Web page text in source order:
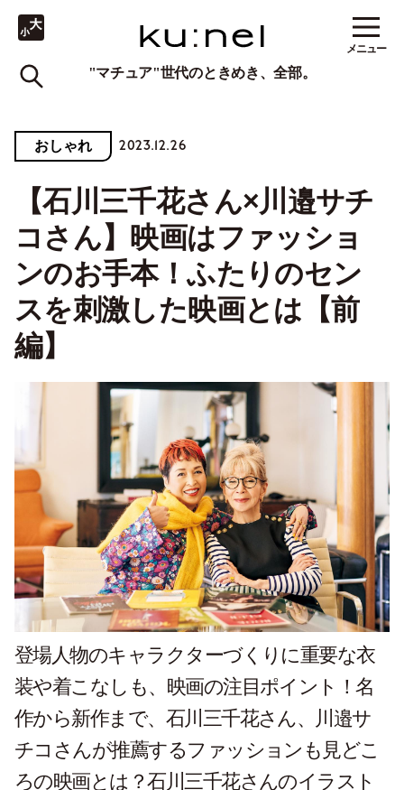
"マチュア"世代のときめき、全部。
メニュー
おしゃれ 2023.12.26
【石川三千花さん×川邉サチ
コさん】映画はファッショ
ンのお手本！ふたりのセン
スを刺激した映画とは【前
編】
登場人物のキャラクターづくりに重要な衣
装や着こなしも、映画の注目ポイント！名
作から新作まで、石川三千花さん、川邉サ
チコさんが推薦するファッションも見どこ
ろの映画とは？石川三千花さんのイラスト